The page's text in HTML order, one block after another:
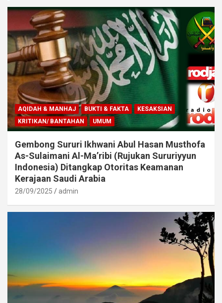
AQIDAH & MANHAJ BUKTI & FAKTA
KESAKSIAN
KRITIKAN/ BANTAHAN
UMUM
Gembong Sururi Ikhwani Abul Hasan Musthofa
As-Sulaimani Al-Ma’ribi (Rujukan Sururiyyun
Indonesia) Ditangkap Otoritas Keamanan
Kerajaan Saudi Arabia
28/09/2025 admin